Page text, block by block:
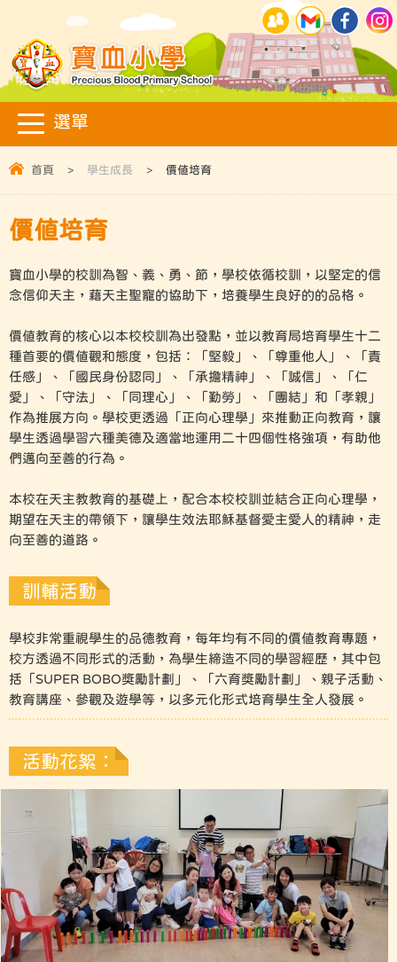
首頁 > 學生成長 > 價值培育
價值培育
寶血小學的校訓為智、義、勇、節，學校依循校訓，以堅定的信
念信仰天主，藉天主聖寵的協助下，培養學生良好的的品格。
價值教育的核心以本校校訓為出發點，並以教育局培育學生十二
種首要的價值觀和態度，包括：「堅毅」、「尊重他人」、「責
任感」、「國民身份認同」、「承擔精神」、「誠信」、「仁
愛」、「守法」、「同理心」、「勤勞」、「團結」和「孝親」
作為推展方向。學校更透過「正向心理學」來推動正向教育，讓
學生透過學習六種美德及適當地運用二十四個性格強項，有助他
們邁向至善的行為。
本校在天主教教育的基礎上，配合本校校訓並結合正向心理學，
期望在天主的帶領下，讓學生效法耶穌基督愛主愛人的精神，走
向至善的道路。
訓輔活動
學校非常重視學生的品德教育，每年均有不同的價值教育專題，
校方透過不同形式的活動，為學生締造不同的學習經歷，其中包
括「SUPER BOBO獎勵計劃」、「六育獎勵計劃」、親子活動、
教育講座、參觀及遊學等，以多元化形式培育學生全人發展。
活動花絮：